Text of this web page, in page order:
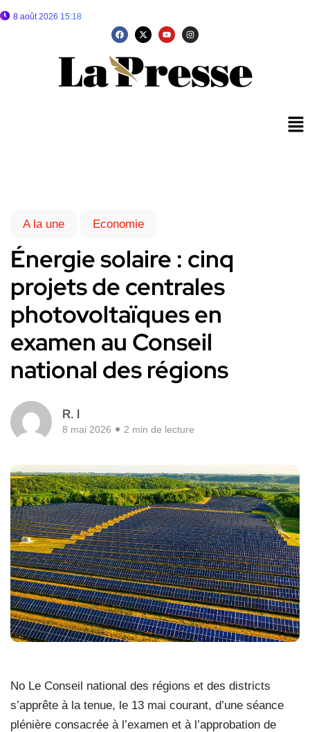
8 août 2026 15:18
A la une Economie
Énergie solaire : cinq
projets de centrales
photovoltaïques en
examen au Conseil
national des régions
R. I
8 mai 2026 2 min de lecture
No Le Conseil national des régions et des districts
s’apprête à la tenue, le 13 mai courant, d’une séance
plénière consacrée à l’examen et à l’approbation de